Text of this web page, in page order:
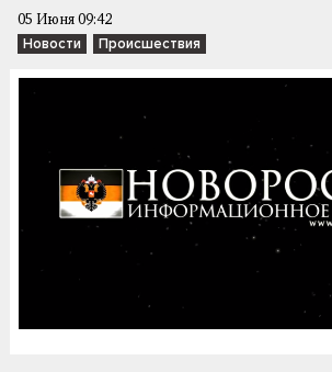
05 Июня 09:42
Новости Происшествия